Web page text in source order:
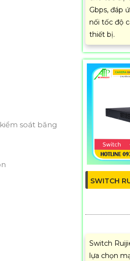
soát băng
Gbps, đáp
nối tốc độ
thiết bị.
SWITCH
Switch
lựa chọn